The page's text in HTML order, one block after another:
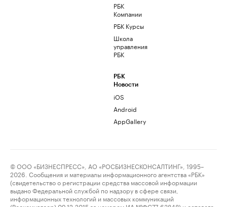
РБК
Компании
РБК Курсы
Школа
управления
РБК
РБК
Новости
iOS
Android
AppGallery
© ООО «БИЗНЕСПРЕСС», АО «РОСБИЗНЕСКОНСАЛТИНГ», 1995–
2026. Сообщения и материалы информационного агентства «РБК»
(свидетельство о регистрации средства массовой информации
выдано Федеральной службой по надзору в сфере связи,
информационных технологий и массовых коммуникаций